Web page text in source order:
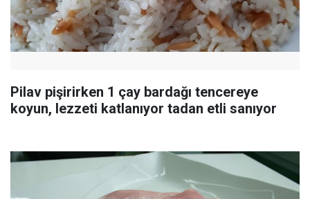
Pilav pişirirken 1 çay bardağı tencereye
koyun, lezzeti katlanıyor tadan etli sanıyor